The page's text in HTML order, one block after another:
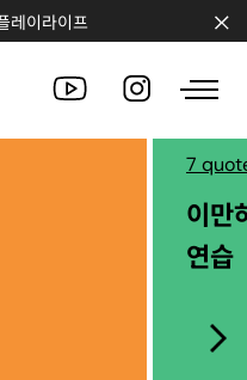
레이라이프
7
이만
연습